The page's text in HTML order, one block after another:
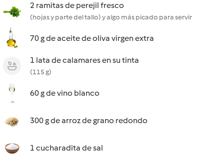
2 ramitas de perejil fresco
(hojas y parte del tallo) y algo más picado para servir
70 g de aceite de oliva virgen extra
1 lata de calamares en su tinta
(115 g)
60 g de vino blanco
300 g de arroz de grano redondo
1 cucharadita de sal